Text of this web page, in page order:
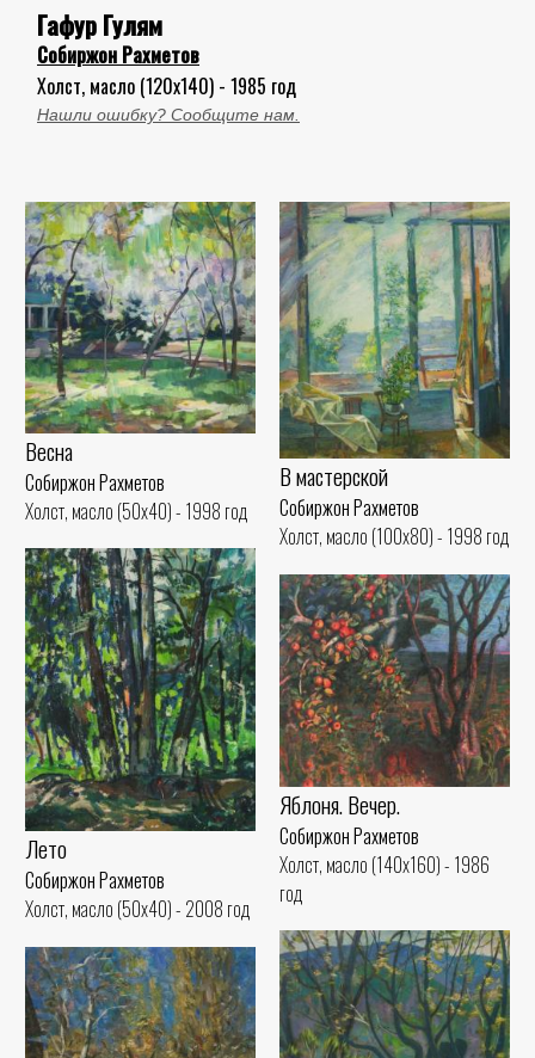
Гафур Гулям
Собиржон Рахметов
Холст, масло (120x140) - 1985 год
Нашли ошибку? Сообщите нам.
Весна
Собиржон Рахметов
Холст, масло (50x40) - 1998 год
В мастерской
Собиржон Рахметов
Холст, масло (100x80) - 1998 год
Лето
Собиржон Рахметов
Холст, масло (50x40) - 2008 год
Яблоня. Вечер.
Собиржон Рахметов
Холст, масло (140x160) - 1986
год